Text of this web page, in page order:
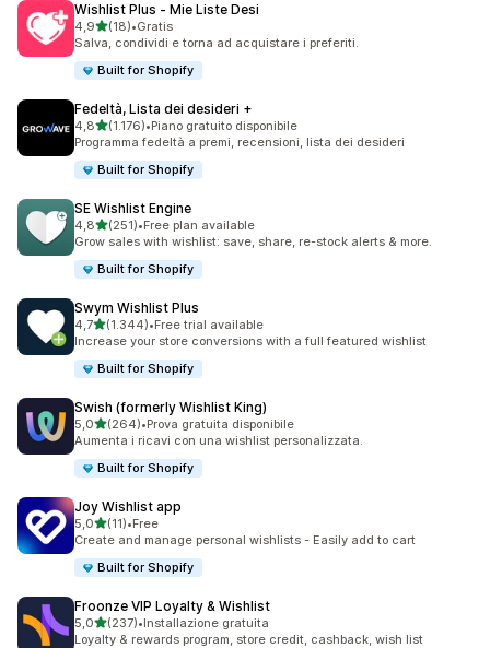
Wishlist Plus ‑ Mie Liste Desi
4,9stelle su 5
(18)
18 recensioni totali
•Gratis
Salva, condividi e torna ad acquistare i preferiti.
Built for Shopify
Fedeltà, Lista dei desideri +
4,8stelle su 5
(1.176)
1176 recensioni totali
•Piano gratuito disponibile
Programma fedeltà a premi, recensioni, lista dei desideri
Built for Shopify
SE Wishlist Engine
4,8stelle su 5
(251)
251 recensioni totali
•Free plan available
Grow sales with wishlist: save, share, re-stock alerts & more.
Built for Shopify
Swym Wishlist Plus
4,7stelle su 5
(1.344)
1344 recensioni totali
•Free trial available
Increase your store conversions with a full featured wishlist
Built for Shopify
Swish (formerly Wishlist King)
5,0stelle su 5
(264)
264 recensioni totali
•Prova gratuita disponibile
Aumenta i ricavi con una wishlist personalizzata.
Built for Shopify
Joy Wishlist app
5,0stelle su 5
(11)
11 recensioni totali
•Free
Create and manage personal wishlists - Easily add to cart
Built for Shopify
Froonze VIP Loyalty & Wishlist
5,0stelle su 5
(237)
237 recensioni totali
•Installazione gratuita
Loyalty & rewards program, store credit, cashback, wish list